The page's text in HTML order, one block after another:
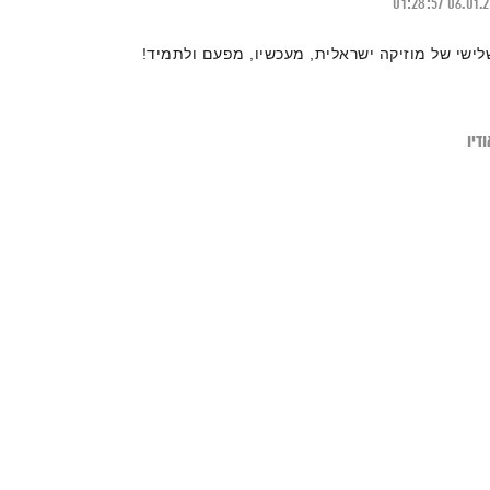
01:28:57
של מוזיקה ישראלית, מעכשיו, מפעם ולתמיד!